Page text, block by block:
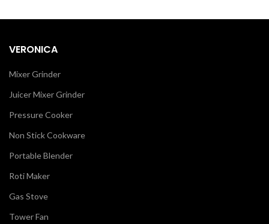
VERONICA
Mixer Grinder
Juicer Mixer Grinder
Pressure Cooker
Non Stick Cookware
Portable Blender
Roti Maker
Gas Stove
Tower Fan